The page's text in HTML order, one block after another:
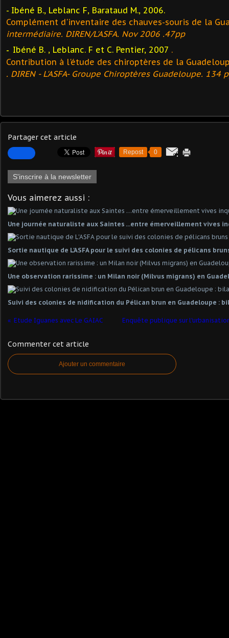
- Ibéné B., Leblanc F, Barataud M., 2006.
Complément d'inventaire des chauves-souris de la
intermédiaire. DIREN/L'ASFA. Nov 2006 .47pp
- Ibéné B. , Leblanc. F et C. Pentier, 2007 .
Contribution à l'étude des chiroptères de la
. DIREN - L'ASFA- Groupe Chiroptères Guadeloupe. 134
Partager cet article
Repost 0
S'inscrire à la newsletter
Vous aimerez aussi :
Une journée naturaliste aux Saintes …entre émerveillement vives
Sortie nautique de L'ASFA pour le suivi des colonies de pélicans
Une observation rarissime : un Milan noir (Milvus migrans) en
Suivi des colonies de nidification du Pélican brun en Guadeloupe :
Etude Iguanes avec Le GAIAC Enquête publique sur
Commenter cet article
Ajouter un commentaire